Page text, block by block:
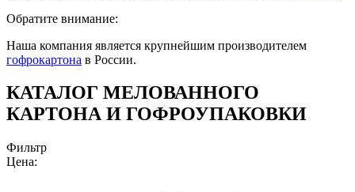
Обратите внимание:
Наша компания является крупнейшим производителем
гофрокартона в России.
КАТАЛОГ МЕЛОВАННОГО
КАРТОНА И ГОФРОУПАКОВКИ
Фильтр
Цена: